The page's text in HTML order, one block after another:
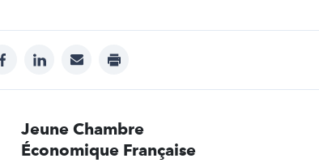
facebooklinkedinmail print
Jeune Chambre
Économique Française